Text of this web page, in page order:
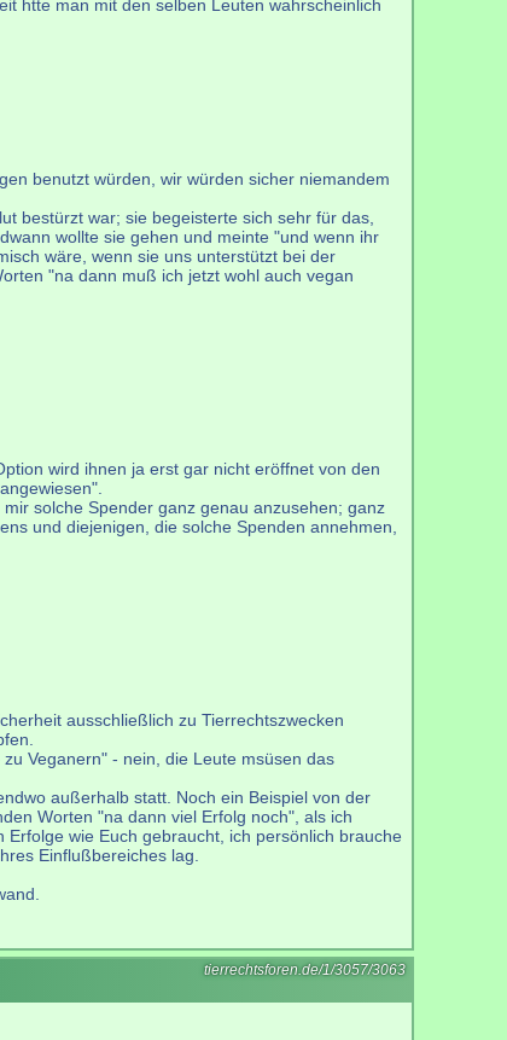
htte man mit den selben Leuten wahrscheinlich
benutzt würden, wir würden sicher niemandem
bestürzt war; sie begeisterte sich sehr für das,
wollte sie gehen und meinte "und wenn ihr
wäre, wenn sie uns unterstützt bei der
"na dann muß ich jetzt wohl auch vegan
wird ihnen ja erst gar nicht eröffnet von den
solche Spender ganz genau anzusehen; ganz
und diejenigen, die solche Spenden annehmen,
ausschließlich zu Tierrechtszwecken
Veganern" - nein, die Leute msüsen das
außerhalb statt. Noch ein Beispiel von der
Worten "na dann viel Erfolg noch", als ich
wie Euch gebraucht, ich persönlich brauche
Einflußbereiches lag.
tierrechtsforen.de/1/3057/3063